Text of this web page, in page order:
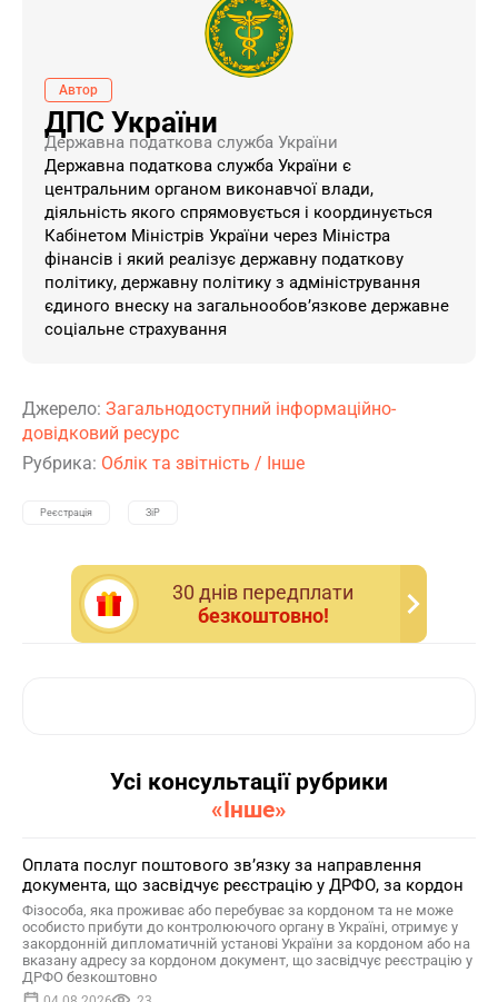
Автор
ДПС України
Державна податкова служба України
Державна податкова служба України є
центральним органом виконавчої влади,
діяльність якого спрямовується і координується
Кабінетом Міністрів України через Міністра
фінансів і який реалізує державну податкову
політику, державну політику з адміністрування
єдиного внеску на загальнообов’язкове державне
соціальне страхування
Джерело: Загальнодоступний інформаційно-
довідковий ресурс
Рубрика: Облік та звітність / Інше
Реєстрація ЗіР
30 днiв передплати
безкоштовно!
Усі консультації рубрики
«Інше»
Оплата послуг поштового зв’язку за направлення
документа, що засвідчує реєстрацію у ДРФО, за кордон
Фізособа, яка проживає або перебуває за кордоном та не може
особисто прибути до контролюючого органу в Україні, отримує у
закордонній дипломатичній установі України за кордоном або на
вказану адресу за кордоном документ, що засвідчує реєстрацію у
ДРФО безкоштовно